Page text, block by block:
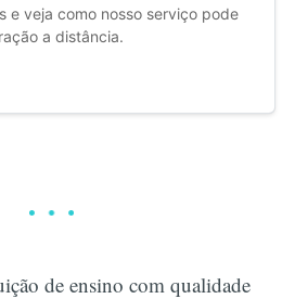
e veja como nosso serviço pode
a distância.
de ensino com qualidade